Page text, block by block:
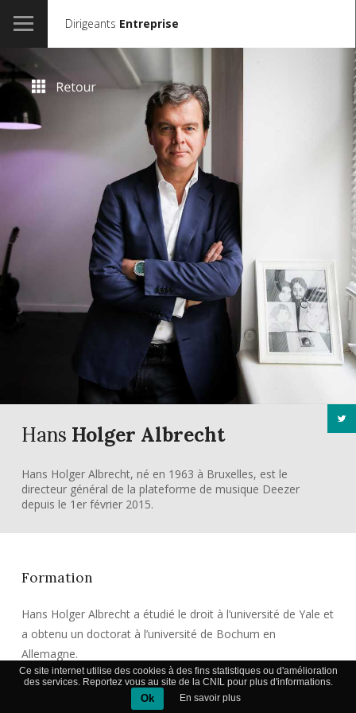
Dirigeants Entreprise
Hans Holger Albrecht
Hans Holger Albrecht, né en 1963 à Bruxelles, est le
directeur général de la plateforme de musique Deezer
depuis le 1er février 2015.
Formation
Hans Holger Albrecht a étudié le droit à l’université de Yale et
a obtenu un doctorat à l’université de Bochum en
Allemagne.
Ce site internet utilise des cookies à des fins statistiques ou d'amélioration
des services. Reportez vous au site de la CNIL pour plus d'informations.
Ok En savoir plus